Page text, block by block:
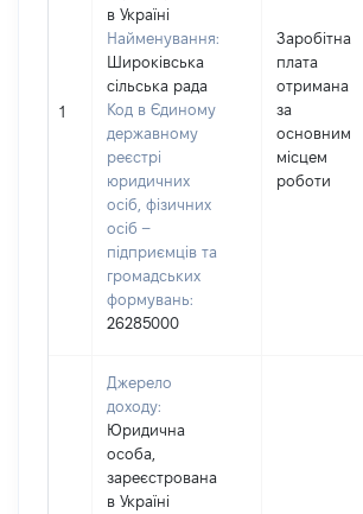
1
в Україні
Найменування:
Широківська
сільська рада
Код в Єдиному
державному
реєстрі
юридичних
осіб, фізичних
осіб –
підприємців та
громадських
формувань:
26285000
Заробітна
плата
отримана
за
основним
місцем
роботи
Джерело
доходу:
Юридична
особа,
зареєстрована
в Україні